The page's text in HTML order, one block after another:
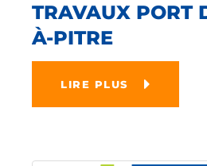
TRAVAUX PORT
À-PITRE
LIRE PLUS